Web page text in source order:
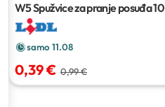
W5 Spužvice za pranje posuđa10
kom
samo 11.08
0,39 € 0,99 €